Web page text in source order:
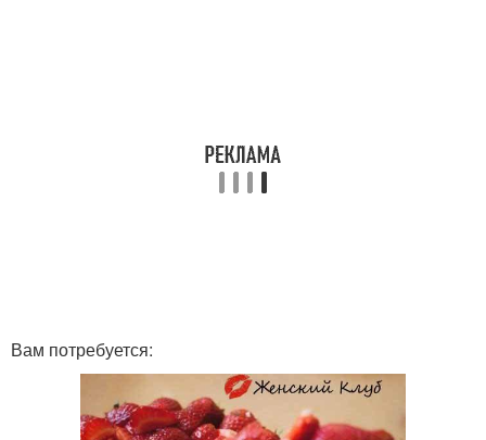
Вам потребуется: